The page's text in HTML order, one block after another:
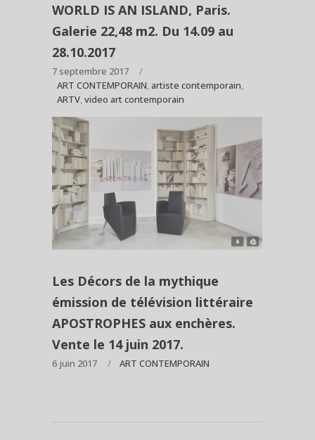
WORLD IS AN ISLAND, Paris.
Galerie 22,48 m2. Du 14.09 au
28.10.2017
7 septembre 2017
ART CONTEMPORAIN, artiste contemporain,
ARTV,video art contemporain
Les Décors de la mythique
émission de télévision littéraire
APOSTROPHES aux enchères.
Vente le 14 juin 2017.
6 juin 2017 ART CONTEMPORAIN